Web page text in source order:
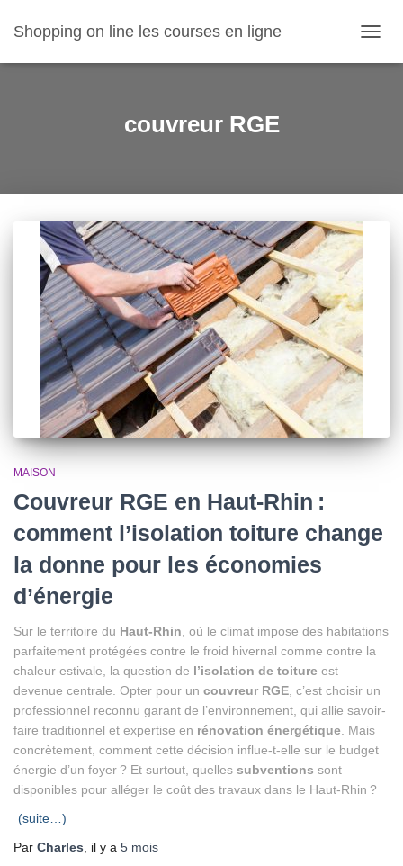
Shopping on line les courses en ligne
LA
couvreur RGE
MAISON
Couvreur RGE en Haut-Rhin :
comment l’isolation toiture change
la donne pour les économies
d’énergie
Sur le territoire du Haut-Rhin , où le climat impose des habitations
parfaitement protégées contre le froid hivernal comme contre la
chaleur estivale, la question de l’isolation de toiture est
devenue centrale. Opter pour un couvreur RGE , c’est choisir un
professionnel reconnu garant de l’environnement, qui allie savoir-
faire traditionnel et expertise en rénovation énergétique . Mais
concrètement, comment cette décision influe-t-elle sur le budget
énergie d’un foyer ? Et surtout, quelles subventions sont
disponibles pour alléger le coût des travaux dans le Haut-Rhin ?
(suite…)
Par Charles , il y a 5 mois